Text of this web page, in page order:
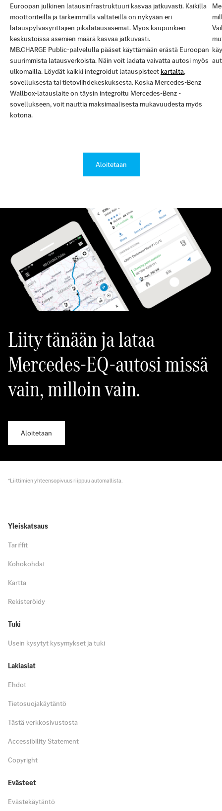
Euroopan julkinen latausinfrastruktuuri kasvaa jatkuvasti. Kaikilla
moottoriteillä ja tärkeimmillä valtateillä on nykyään eri
latauspylväsyrittäjien pikalatausasemat. Myös kaupunkien
keskustoissa asemien määrä kasvaa jatkuvasti.
MB.CHARGE Public-palvelulla pääset käyttämään erästä Euroopan
suurimmista latausverkoista. Näin voit ladata vaivatta autosi myös
ulkomailla. Löydät kaikki integroidut latauspisteet kartalta,
sovelluksesta tai tietoviihdekeskuksesta. Koska Mercedes-Benz
Wallbox-latauslaite on täysin integroitu Mercedes-Benz -
sovellukseen, voit nauttia maksimaalisesta mukavuudesta myös
kotona.
Aloitetaan
Liity tänään ja lataa
Mercedes-EQ-autosi missä
vain, milloin vain.
Aloitetaan
*Liittimien yhteensopivuus riippuu automallista.
Yleiskatsaus
Tariffit
Kohokohdat
Kartta
Rekisteröidy
Tuki
Usein kysytyt kysymykset ja tuki
Lakiasiat
Ehdot
Tietosuojakäytäntö
Tästä verkkosivustosta
Accessibility Statement
Copyright
Evästeet
Evästekäytäntö